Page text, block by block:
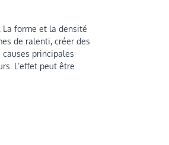
La forme et la densité
de ralenti, créer des
principales
L’effet peut être